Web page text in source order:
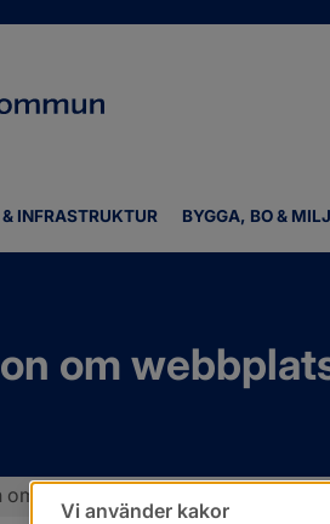
INFRASTRUKTUR BYGGA, BO &
om
webbplatsen
Vi använder kakor